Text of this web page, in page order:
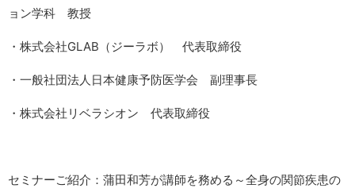
ョン学科 教授
・株式会社GLAB（ジーラボ） 代表取締役
・一般社団法人日本健康予防医学会 副理事長
・株式会社リベラシオン 代表取締役
セミナーご紹介：蒲田和芳が講師を務める～全身の関節疾患の